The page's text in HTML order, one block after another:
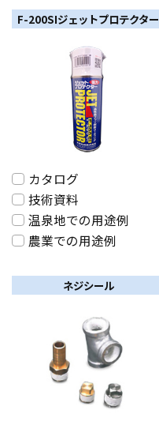
F-200SIジェットプロテクター
カタログ
技術資料
温泉地での用途例
農業での用途例
ネジシール